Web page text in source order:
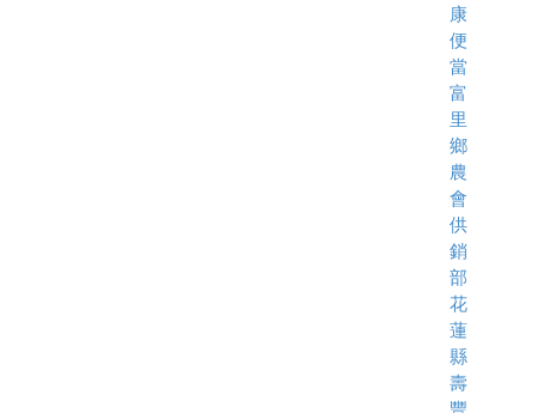
康
便
當
富
里
鄉
農
會
供
銷
部
花
蓮
縣
壽